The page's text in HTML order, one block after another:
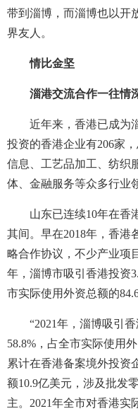
带到淄博，而淄博也以开
界友人。
情比金坚
淄港交流合作一往情
近年来，香港已成为淄
投资的香港企业有206家
信息、工艺品加工、纺织
体、金融服务等众多行业
山东已连续10年在香港
其间。早在2018年，香港
略合作协议，不少产业项
年，淄博市吸引香港投资
市实际使用外资总额的
“2021年，淄博吸引香
58.8%，占全市实际使用
累计在香港备案境外投资
额10.9亿美元，涉及批发
主。2021年全市对香港实